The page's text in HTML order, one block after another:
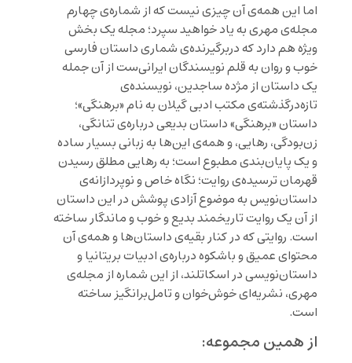
اما این همه‌ی آن چیزی نیست که از شماره‌ی چهارم
مجله‌ی مهری به یاد خواهید سپرد؛ مجله یک بخش
ویژه هم دارد که دربرگیرنده‌ی شماری داستان فارسی
خوب و روان به قلم نویسندگان ایرانی‌ست از آن جمله
یک داستان از مژده ساجدین، نویسنده‌ی
تازه‌درگذشته‌ی مکتب ادبی گیلان به نام «برهنگی»؛
داستان «برهنگی» داستان بدیعی درباره‌ی تنانگی،
زن‌بودگی، رهایی، و همه‌ی این‌ها به زبانی بسیار ساده
و یک پایان‌بندی مطبوع است؛ به رهایی مطلق رسیدن
قهرمان ترسیده‌ی روایت؛ نگاه خاص و نوپردازانه‌ی
داستان‌نویس به موضوع آزادی پوشش در این داستان
از آن یک روایت تاریخمند بدیع و خوب و ماندگار ساخته
است. روایتی که در کنار بقیه‌ی داستان‌ها و همه‌ی آن
محتوای عمیق و باشکوه درباره‌ی ادبیات بریتانیا و
داستان‌نویسی در اسکاتلند، از این شماره از مجله‌ی
مهری، نشریه‌ای خوش‌خوان و تامل‌برانگیز ساخته
است.
از همین مجموعه: